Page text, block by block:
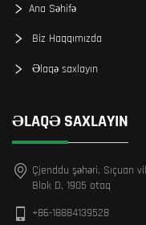
Ana Səhifə
Biz Haqqımızda
Əlaqə saxlayın
ƏLAQƏ SAXLAYIN
Çjenddu şəhəri, Sıçuan
Blok D, 1905 otaq
+86-18884139528